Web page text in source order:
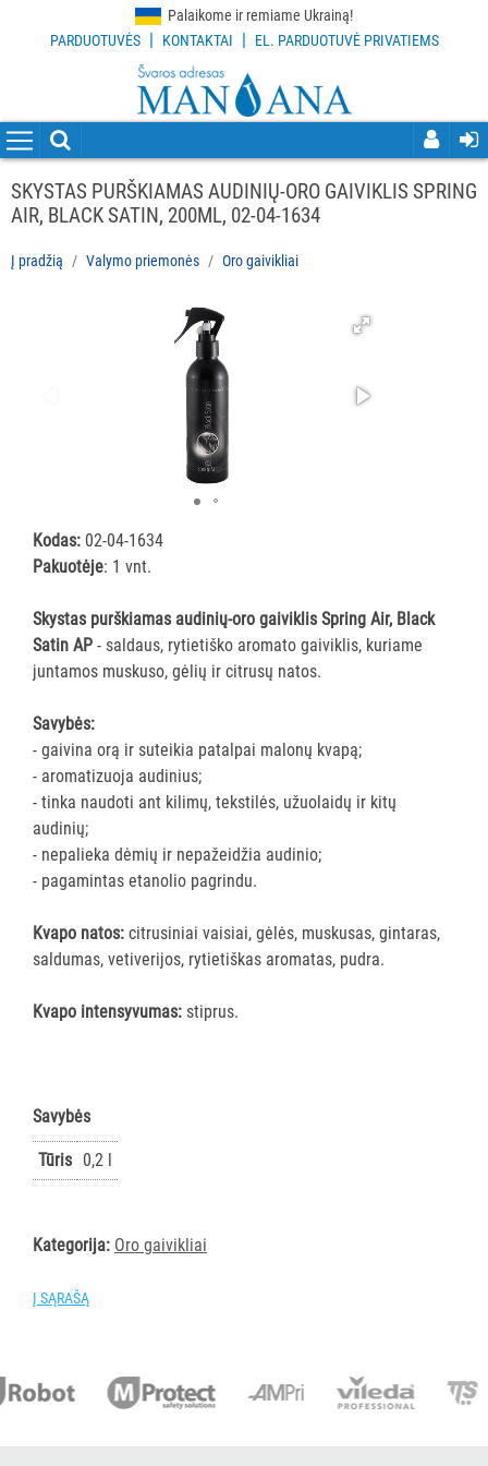
Palaikome ir remiame Ukrainą!
PARDUOTUVĖS | KONTAKTAI | EL. PARDUOTUVĖ PRIVATIEMS
VALYMO
PRIEMONĖS
Visi
plovimo
skysčiai
valikliai
Langų
skystis
priemonės
Oro
gaivikliai
VALYMO
ĮRANKIAI
PRIEMONĖS
HIGIENAI
VALYMO
ĮRANGA
SKALBIMO
SUGERIANTYS
HIGIENOS
SKYSTAS PURŠKIAMAS AUDINIŲ-ORO GAIVIKLIS SPRING
AIR, BLACK SATIN, 200ML, 02-04-1634
Į pradžią Valymo priemonės Oro gaivikliai
Kodas: 02-04-1634
Pakuotėje: 1 vnt.
Skystas purškiamas audinių-oro gaiviklis Spring Air, Black
Satin AP - saldaus, rytietiško aromato gaiviklis, kuriame
juntamos muskuso, gėlių ir citrusų natos.
Savybės:
- gaivina orą ir suteikia patalpai malonų kvapą;
- aromatizuoja audinius;
- tinka naudoti ant kilimų, tekstilės, užuolaidų ir kitų
audinių;
- nepalieka dėmių ir nepažeidžia audinio;
- pagamintas etanolio pagrindu.
Kvapo natos: citrusiniai vaisiai, gėlės, muskusas, gintaras,
saldumas, vetiverijos, rytietiškas aromatas, pudra.
Kvapo intensyvumas: stiprus.
Savybės
Tūris 0,2 l
Kategorija: Oro gaivikliai
Į SĄRAŠĄ